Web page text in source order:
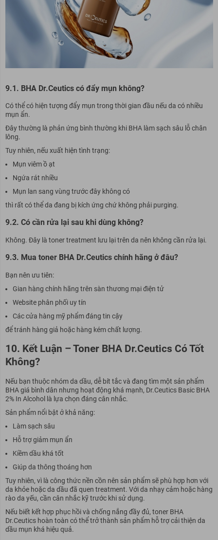
9.1. BHA Dr.Ceutics có đẩy mụn không?
Có thể có hiện tượng đẩy mụn trong thời gian đầu nếu da có nhiều
mụn ẩn.
Đây thường là phản ứng bình thường khi BHA làm sạch sâu lỗ chân
lông.
Tuy nhiên, nếu xuất hiện tình trạng:
Mụn viêm ồ ạt
Ngứa rát nhiều
Mụn lan sang vùng trước đây không có
thì rất có thể da đang bị kích ứng chứ không phải purging.
9.2. Có cần rửa lại sau khi dùng không?
Không. Đây là toner treatment lưu lại trên da nên không cần rửa lại.
9.3. Mua toner BHA Dr.Ceutics chính hãng ở đâu?
Bạn nên ưu tiên:
Gian hàng chính hãng trên sàn thương mại điện tử
Website phân phối uy tín
Các cửa hàng mỹ phẩm đáng tin cậy
để tránh hàng giả hoặc hàng kém chất lượng.
10. Kết Luận – Toner BHA Dr.Ceutics Có Tốt
Không?
Nếu bạn thuộc nhóm da dầu, dễ bít tắc và đang tìm một sản phẩm
BHA giá bình dân nhưng hoạt động khá mạnh, Dr.Ceutics Basic BHA
2% In Alcohol là lựa chọn đáng cân nhắc.
Sản phẩm nổi bật ở khả năng:
Làm sạch sâu
Hỗ trợ giảm mụn ẩn
Kiềm dầu khá tốt
Giúp da thông thoáng hơn
Tuy nhiên, vì là công thức nền cồn nên sản phẩm sẽ phù hợp hơn với
da khỏe hoặc da dầu đã quen treatment. Với da nhạy cảm hoặc hàng
rào da yếu, cần cân nhắc kỹ trước khi sử dụng.
Nếu biết kết hợp phục hồi và chống nắng đầy đủ, toner BHA
Dr.Ceutics hoàn toàn có thể trở thành sản phẩm hỗ trợ cải thiện da
dầu mụn khá hiệu quả.